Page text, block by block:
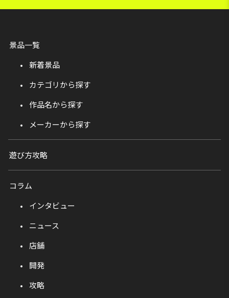
景品一覧
新着景品
カテゴリから探す
作品名から探す
メーカーから探す
遊び方攻略
コラム
インタビュー
ニュース
店舗
開発
攻略